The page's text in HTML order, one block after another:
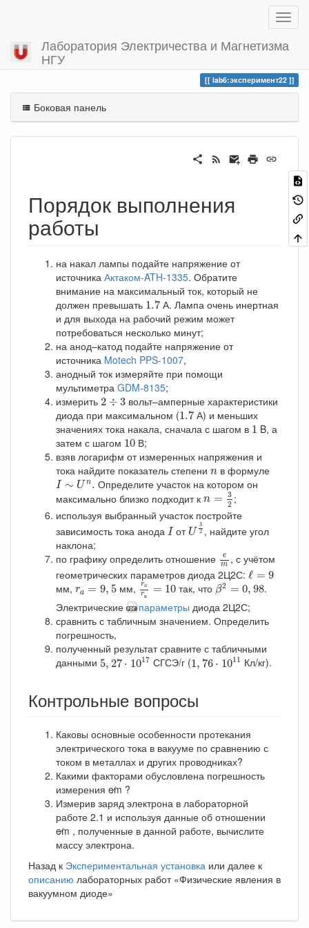
Лаборатория Электричества и Магнетизма
НГУ
Вы посетили
lab6:эксперимент22
Боковая панель
Порядок выполнения
работы
на накал лампы подайте напряжение от
источника Актаком-ATH-1335. Обратите
внимание на максимальный ток, который не
должен превышать 1.7
1.7 А. Лампа очень инертная
и для выхода на рабочий режим может
потребоваться несколько минут;
на анод–катод подайте напряжение от
источника Motech PPS-1007,
анодный ток измеряйте при помощи
мультиметра GDM-8135;
измерить 2 ÷ 3
2 ÷3
вольт–амперные характеристики
диода при максимальном (1.7
1.7 А) и меньших
значениях тока накала, сначала с шагом в 11 B, а
затем с шагом 10
10 В;
взяв логарифм от измеренных напряжения и
тока найдите показатель степени n
n в формуле
I ∼ U n.
I∼Un.
Определите участок на котором он
максимально близко подходит к n = 3
2
n=32 ;
используя выбранный участок постройте
зависимость тока анода IIот U
3
2
U32
, найдите угол
наклона;
по графику определить отношение
e
m
em , с учётом
геометрических параметров диода 2Ц2С: ℓ = 9
ℓ =9
мм, ra = 9, 5
ra =9 ,5 мм, ra
rк
= 10
rarк=10так, что β2 = 0, 98
β2=0,98 .
Электрические
параметры диода 2Ц2С;
сравнить с табличным значением. Определить
погрешность,
полученный результат сравните с табличными
данными 5, 27 ⋅ 1017
5,27⋅1017 СГСЭ/г (1 , 76 ⋅ 1011
1,76⋅1011 Кл/кг).
Контрольные вопросы
Каковы основные особенности протекания
электрического тока в вакууме по сравнению с
током в металлах и других проводниках?
Какими факторами обусловлена погрешность
измерения e∕m ?
Измерив заряд электрона в лабораторной
работе 2.1 и используя данные об отношении
e∕m , полученные в данной работе, вычислите
массу электрона.
Назад к Экспериментальная установка или далее к
описанию лабораторных работ «Физические явления в
вакуумном диоде»